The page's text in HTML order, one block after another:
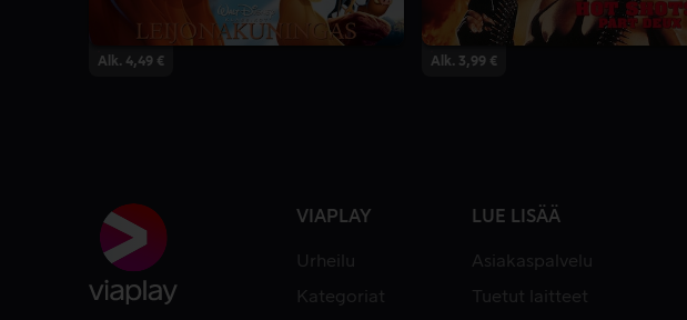
Alk. 4,49 € Alk. 3,99 €
VIAPLAY
Urheilu
Kategoriat
LUE LISÄÄ
Asiakaspalvelu
Tuetut laitteet